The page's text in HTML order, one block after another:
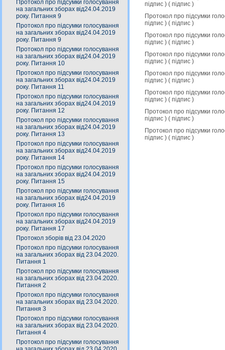
Протокол про підсумки голосування
на загальних зборах від24.04.2019
року. Питання 9
Протокол про підсумки голосування
на загальних зборах від24.04.2019
року. Питання 9
Протокол про підсумки голосування
на загальних зборах від24.04.2019
року. Питання 10
Протокол про підсумки голосування
на загальних зборах від24.04.2019
року. Питання 11
Протокол про підсумки голосування
на загальних зборах від24.04.2019
року. Питання 12
Протокол про підсумки голосування
на загальних зборах від24.04.2019
року. Питання 13
Протокол про підсумки голосування
на загальних зборах від24.04.2019
року. Питання 14
Протокол про підсумки голосування
на загальних зборах від24.04.2019
року. Питання 15
Протокол про підсумки голосування
на загальних зборах від24.04.2019
року. Питання 16
Протокол про підсумки голосування
на загальних зборах від24.04.2019
року. Питання 17
Протокол зборів від 23.04.2020
Протокол про підсумки голосування
на загальних зборах від 23.04.2020.
Питання 1
Протокол про підсумки голосування
на загальних зборах від 23.04.2020.
Питання 2
Протокол про підсумки голосування
на загальних зборах від 23.04.2020.
Питання 3
Протокол про підсумки голосування
на загальних зборах від 23.04.2020.
Питання 4
Протокол про підсумки голосування
підпис ) ( підпис )
Протокол про підсумки
підпис ) ( підпис )
Протокол про підсумки
підпис ) ( підпис )
Протокол про підсумки
підпис ) ( підпис )
Протокол про підсумки
підпис ) ( підпис )
Протокол про підсумки
підпис ) ( підпис )
Протокол про підсумки
підпис ) ( підпис )
Протокол про підсумки
підпис ) ( підпис )